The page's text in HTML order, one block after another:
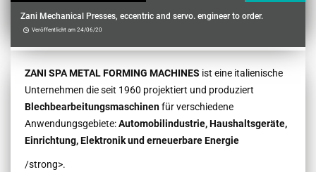
Zani Mechanical Presses, eccentric and servo. engineer to order.
Veröffentlicht am 24/06/20
Contenu
ZANI SPA METAL FORMING MACHINES ist eine italienische
Unternehmen die seit 1960 projektiert und produziert
Blechbearbeitungsmaschinenfür verschiedene
Anwendungsgebiete:Automobilindustrie, Haushaltsgeräte,
Einrichtung, Elektronik und erneuerbare Energie
/strong>.